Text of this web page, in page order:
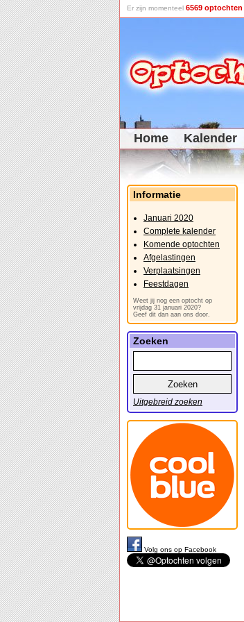
Er zijn momenteel 6569 optochten
Home Kalender
Informatie
Januari 2020
Complete kalender
Komende optochten
Afgelastingen
Verplaatsingen
Feestdagen
Weet jij nog een optocht op
vrijdag 31 januari 2020?
Geef dit dan aan ons door.
Zoeken
Uitgebreid zoeken
Volg ons op Facebook